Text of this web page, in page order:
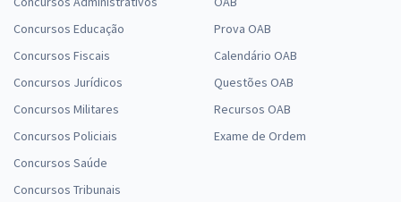
Concursos Educação
Concursos Fiscais
Concursos Jurídicos
Concursos Militares
Concursos Policiais
Concursos Saúde
Concursos Tribunais
Prova OAB
Calendário OAB
Questões OAB
Recursos OAB
Exame de Ordem